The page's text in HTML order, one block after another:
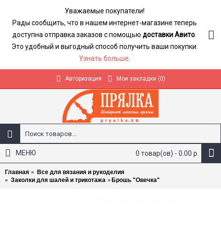
Уважаемые покупатели!
Рады сообщить, что в нашем интернет-магазине теперь
доступна отправка заказов с помощью доставки Авито
Это удобный и выгодный способ получить ваши покупки.
Узнать больше.
Авторизация Мои закладки (0)
0 товар(ов) - 0.00 р.
МЕНЮ
Главная
Все для вязания и рукоделия
Заколки для шалей и трикотажа
Брошь "Овечка"